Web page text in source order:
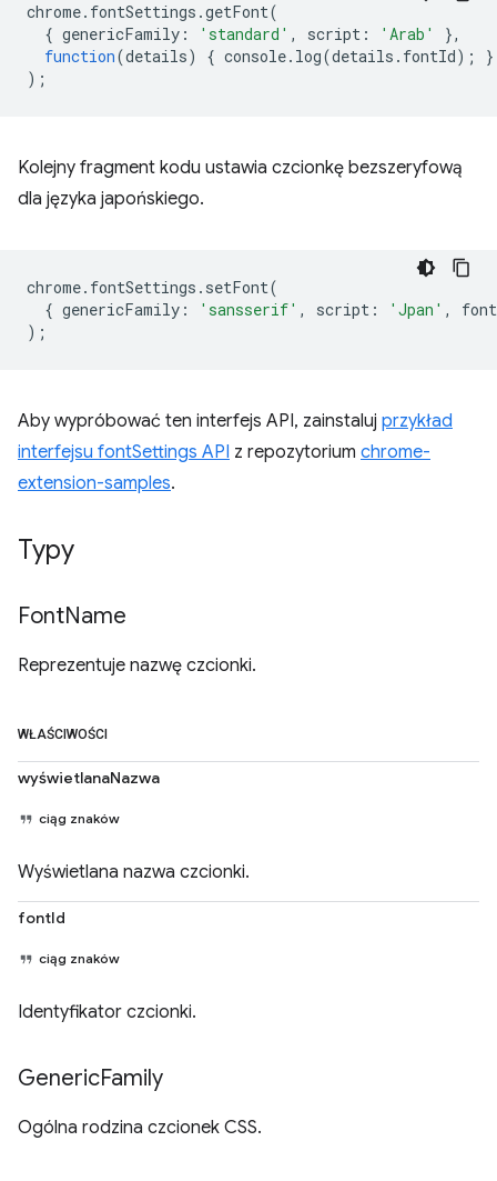
chrome. fontSettings .getFont(
{ genericFamily : 'standard' , script : 'Arab'
},
function(details) { console. log(details . fontId);
}
);
Kolejny fragment kodu ustawia czcionkę bezszeryfową
dla języka japońskiego.
chrome. fontSettings . setFont(
{ genericFamily : 'sansserif' , script : 'Jpan' ,
);
Aby wypróbować ten interfejs API, zainstaluj przykład
interfejsu fontSettings API z repozytorium chrome-
extension-samples.
Typy
FontName
Reprezentuje nazwę czcionki.
WŁAŚCIWOŚCI
wyświetlanaNazwa
ciąg znaków
Wyświetlana nazwa czcionki.
fontId
ciąg znaków
Identyfikator czcionki.
GenericFamily
Ogólna rodzina czcionek CSS.